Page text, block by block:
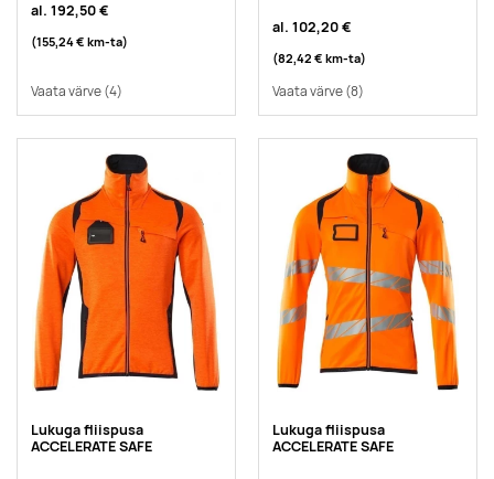
al. 192,50 €
(155,24 € km-ta)
Vaata värve(4)
al. 102,20 €
(82,42 € km-ta)
Vaata värve(8)
Lukuga fliispusa
ACCELERATE SAFE
Lukuga fliispusa
ACCELERATE SAFE